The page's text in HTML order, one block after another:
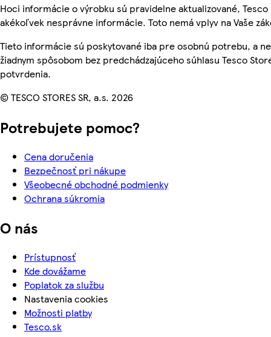
Hoci informácie o výrobku sú pravidelne aktualizované,
akékoľvek nesprávne informácie. Toto nemá vplyv na Vaše
Tieto informácie sú poskytované iba pre osobnú potrebu, a
žiadnym spôsobom bez predchádzajúceho súhlasu Tesco
potvrdenia.
© TESCO STORES SR, a.s. 2026
Potrebujete pomoc?
Cena doručenia
Bezpečnosť pri nákupe
Všeobecné obchodné podmienky
Ochrana súkromia
O nás
Prístupnosť
Kde dovážame
Poplatok za službu
Nastavenia cookies
Možnosti platby
Tesco.sk